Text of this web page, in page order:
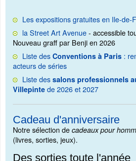
Les expositions gratuites en Ile-de-
la Street Art Avenue- accessible
Nouveau graff par Benji en 2026
Liste des Conventions à Paris :
acteurs de séries
Liste des salons professionnels
Villepinte de 2026 et 2027
Cadeau d'anniversaire
Notre sélection de cadeaux pour
(livres, sorties, jeux).
Des sorties toute l'année